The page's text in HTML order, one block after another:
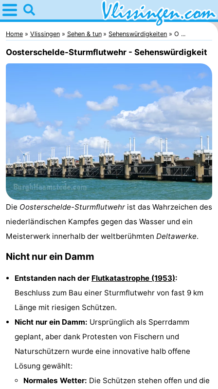
Home
Vlissingen
Tipps
Appartements
Martina
Campingplätze
Ferienhäuser
-
Galgewei
-
Noordzee
Resort
Vlissingen
Strandpark
Zeeland
Vebenabos
Westduin
Hotels
Zimmer
(mit
Lastminutes
Home Vlissingen Sehen & tun Sehenswürdigkeiten O ...
Oosterschelde-Sturmflutwehr - Sehenswürdigkeit
Die Oosterschelde-Sturmflutwehr ist das Wahrzeichen des
niederländischen Kampfes gegen das Wasser und ein
Meisterwerk innerhalb der weltberühmten Deltawerke.
Nicht nur ein Damm
Entstanden nach der Flutkatastrophe (1953):
Beschluss zum Bau einer Sturmflutwehr von fast 9 km
Länge mit riesigen Schützen.
Nicht nur ein Damm: Ursprünglich als Sperrdamm
geplant, aber dank Protesten von Fischern und
Naturschützern wurde eine innovative halb offene
Lösung gewählt:
Normales Wetter: Die Schützen stehen offen und die